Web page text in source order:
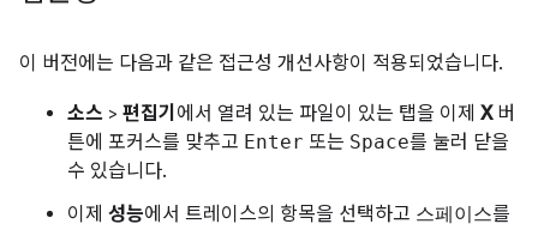
이 버전에는 다음과 같은 접근성 개선사항이 적용되었습니다.
소스 > 편집기 에서 열려 있는 파일이 있는 탭을 이제 X버
튼에 포커스를 맞추고 Enter 또는 Space를 눌러 닫을
수 있습니다.
이제 성능에서 트레이스의 항목을 선택하고 스페이스를